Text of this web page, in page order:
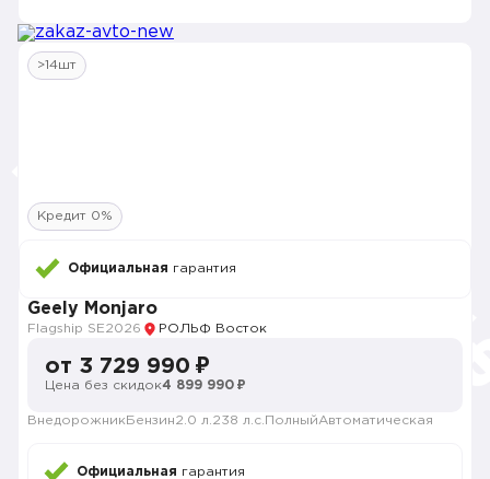
>14шт
Кредит 0%
Официальная гарантия
Geely Monjaro
Flagship SE2026 РОЛЬФ Восток
от 3 729 990 ₽
Цена без скидок4 899 990 ₽
Внедорожник Бензин2.0 л. 238 л.с. ПолныйАвтоматическая
Официальная гарантия